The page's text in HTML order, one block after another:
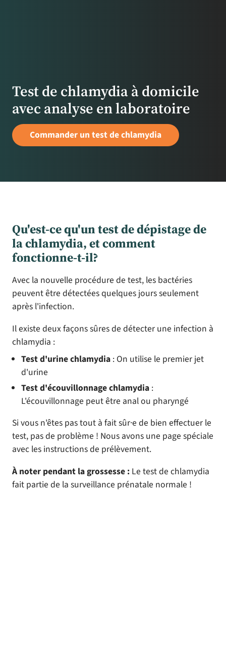
Test de chlamydia à domicile
avec analyse en laboratoire
Commander un test de chlamydia
Qu'est-ce qu'un test de dépistage de
la chlamydia, et comment
fonctionne-t-il?
Avec la nouvelle procédure de test, les bactéries
peuvent être détectées quelques jours seulement
après l'infection.
Il existe deux façons sûres de détecter une infection à
chlamydia :
Test d'urine chlamydia: On utilise le premier jet
d'urine
Test d'écouvillonnage chlamydia:
L'écouvillonnage peut être anal ou pharyngé
Si vous n'êtes pas tout à fait sûr·e de bien effectuer le
test, pas de problème ! Nous avons une page spéciale
avec les instructions de prélèvement.
À noter pendant la grossesse : Le test de chlamydia
fait partie de la surveillance prénatale normale !